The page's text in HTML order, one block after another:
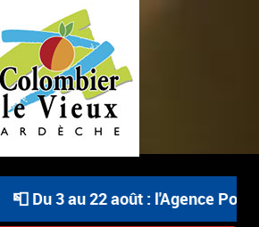
📮 Du 3 au 22 août : l'Agence